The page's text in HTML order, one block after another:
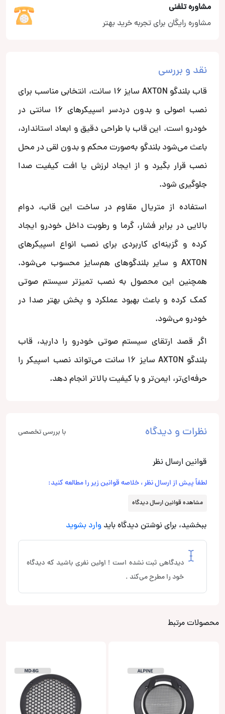
مشاوره تلفنی
مشاوره رایگان برای تجربه خرید بهتر
نقد و بررسی
قاب بلندگو AXTON سایز 16 سانت، انتخابی مناسب برای
نصب اصولی و بدون دردسر اسپیکرهای 16 سانتی در
خودرو است. این قاب با طراحی دقیق و ابعاد استاندارد،
باعث می‌شود بلندگو به‌صورت محکم و بدون لقی در محل
نصب قرار بگیرد و از ایجاد لرزش یا افت کیفیت صدا
جلوگیری شود.
استفاده از متریال مقاوم در ساخت این قاب، دوام
بالایی در برابر فشار، گرما و رطوبت داخل خودرو ایجاد
کرده و گزینه‌ای کاربردی برای نصب انواع اسپیکرهای
AXTON و سایر بلندگوهای هم‌سایز محسوب می‌شود.
همچنین این محصول به نصب تمیزتر سیستم صوتی
کمک کرده و باعث بهبود عملکرد و پخش بهتر صدا در
خودرو می‌شود.
اگر قصد ارتقای سیستم صوتی خودرو را دارید، قاب
بلندگو AXTON سایز 16 سانت می‌تواند نصب اسپیکر را
حرفه‌ای‌تر، ایمن‌تر و با کیفیت بالاتر انجام دهد.
نظرات و دیدگاه با بررسی تخصصی
قوانین ارسال نظر
لطفاً پیش از ارسال نظر ، خلاصه قوانین زیر را مطالعه کنید:
مشاهده قوانین ارسال دیدگاه
ببخشید، برای نوشتن دیدگاه باید وارد بشوید
دیدگاهی ثبت نشده است ! اولین نفری باشید که دیدگاه
خود را مطرح می‌کند .
محصولات مرتبط